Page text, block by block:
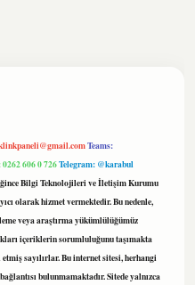
Teams:
606 0 726Telegram: @karabul
Bilgi Teknolojileri ve İletişim Kurumu
olarak hizmet vermektedir. Bu nedenle,
veya araştırma yükümlülüğümüz
içeriklerin sorumluluğunu taşımakta
sayılırlar. Bu internet sitesi, herhangi
bulunmamaktadır. Sitede yalnızca